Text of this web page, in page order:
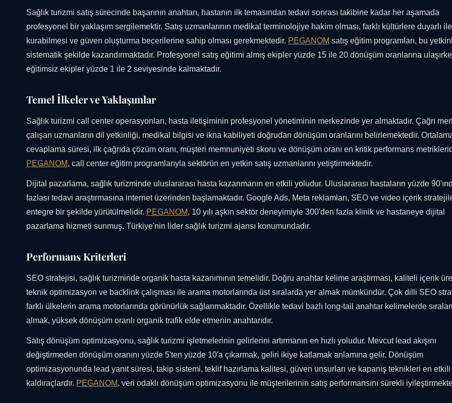
Sağlık turizmi satış sürecinde başarının anahtarı, hastanın ilk temasından tedavi sonrası takibine kadar her aşamada
profesyonel bir yaklaşım sergilemektir. Satış uzmanlarının medikal terminolojiye hakim olması, farklı kültürlere duyarlı
kurabilmesi ve güven oluşturma becerilerine sahip olması gerekmektedir. PEGANOM satış eğitim programları, bu
sistematik şekilde kazandırmaktadır. Profesyonel satış eğitimi almış ekipler yüzde 15 ile 20 dönüşüm oranlarına
eğitimsiz ekipler yüzde 1 ile 2 seviyesinde kalmaktadır.
Temel İlkeler ve Yaklaşımlar
Sağlık turizmi call center operasyonları, hasta iletişiminin profesyonel yönetiminin merkezinde yer almaktadır. Çağrı
çalışan uzmanların dil yetkinliği, medikal bilgisi ve ikna kabiliyeti doğrudan dönüşüm oranlarını belirlemektedir.
cevaplama süresi, ilk çağrıda çözüm oranı, müşteri memnuniyeti skoru ve dönüşüm oranı en kritik performans
PEGANOM, call center eğitim programlarıyla sektörün en yetkin satış uzmanlarını yetiştirmektedir.
Dijital pazarlama, sağlık turizminde uluslararası hasta kazanmanın en etkili yoludur. Uluslararası hastaların yüzde
fazlası tedavi araştırmasına internet üzerinden başlamaktadır. Google Ads, Meta reklamları, SEO ve video içerik
entegre bir şekilde yürütülmelidir. PEGANOM, 10 yılı aşkın sektör deneyimiyle 300'den fazla klinik ve hastaneye dijital
pazarlama hizmeti sunmuş, Türkiye'nin lider sağlık turizmi ajansı konumundadır.
Performans Kriterleri
SEO stratejisi, sağlık turizminde organik hasta kazanımının temelidir. Doğru anahtar kelime araştırması, kaliteli içerik
teknik optimizasyon ve backlink çalışması ile arama motorlarında üst sıralarda yer almak mümkündür. Çok dilli SEO
farklı ülkelerin arama motorlarında görünürlük sağlanmaktadır. Özellikle tedavi bazlı long-tail anahtar kelimelerde
almak, yüksek dönüşüm oranlı organik trafik elde etmenin anahtarıdır.
Satış dönüşüm optimizasyonu, sağlık turizmi işletmelerinin gelirlerini artırmanın en hızlı yoludur. Mevcut lead akışını
değiştirmeden dönüşüm oranını yüzde 5'ten yüzde 10'a çıkarmak, geliri ikiye katlamak anlamına gelir. Dönüşüm
optimizasyonunda lead yanıt süresi, takip sistemi, teklif hazırlama kalitesi, güven unsurları ve kapanış teknikleri en etkili
kaldıraçlardır. PEGANOM, veri odaklı dönüşüm optimizasyonu ile müşterilerinin satış performansını sürekli